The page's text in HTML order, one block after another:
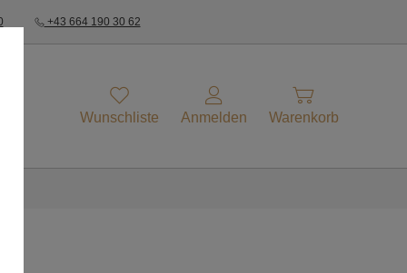
+43 664 190 30 62
Wunschliste Anmelden Warenkorb